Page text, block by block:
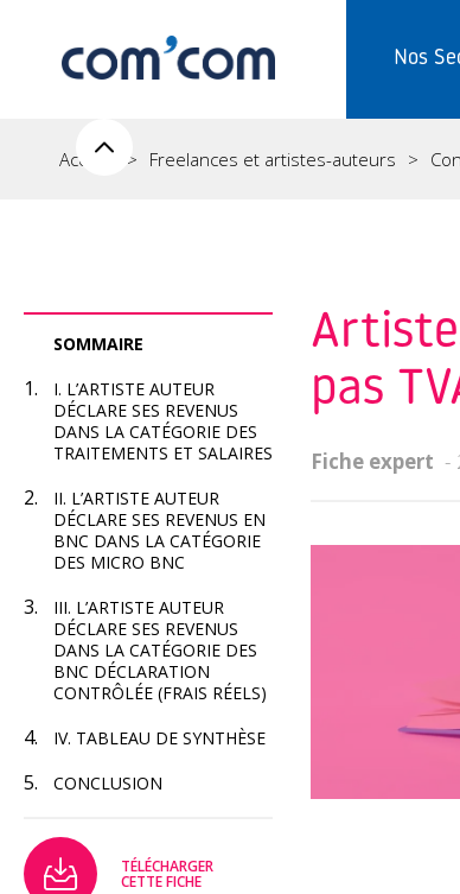
Nos
Accueil Freelances et artistes-auteurs
pas
Fiche expert
SOMMAIRE
I. L’ARTISTE AUTEUR
DÉCLARE SES REVENUS
DANS LA CATÉGORIE DES
TRAITEMENTS ET SALAIRES
II. L’ARTISTE AUTEUR
DÉCLARE SES REVENUS EN
BNC DANS LA CATÉGORIE
DES MICRO BNC
III. L’ARTISTE AUTEUR
DÉCLARE SES REVENUS
DANS LA CATÉGORIE DES
BNC DÉCLARATION
CONTRÔLÉE (FRAIS RÉELS)
IV. TABLEAU DE SYNTHÈSE
CONCLUSION
TÉLÉCHARGER
CETTE FICHE